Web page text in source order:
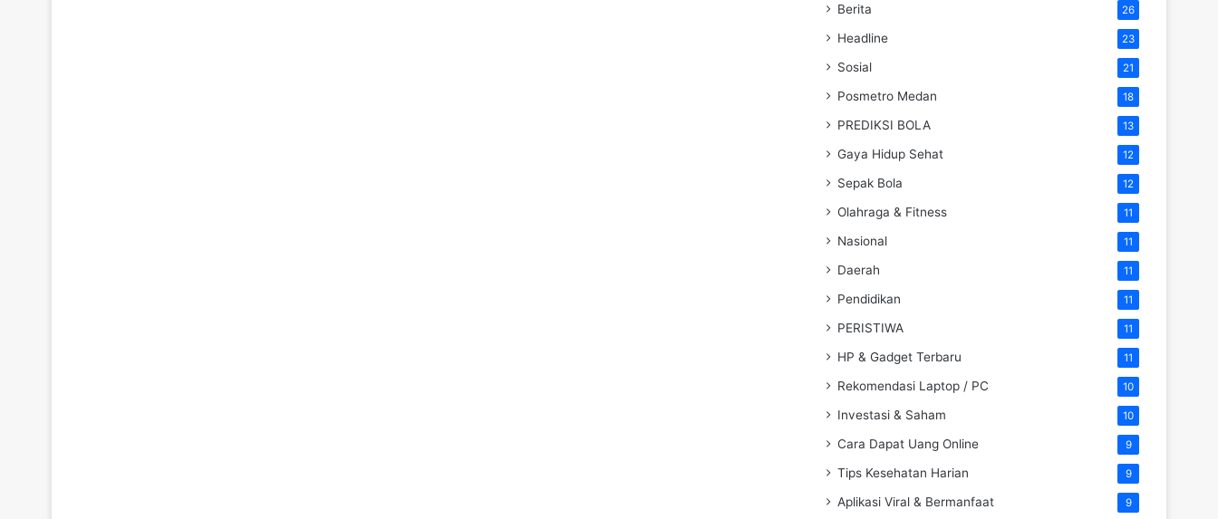
Berita 26
Headline 23
Sosial 21
Posmetro Medan 18
PREDIKSI BOLA 13
Gaya Hidup Sehat 12
Sepak Bola 12
Olahraga & Fitness 11
Nasional 11
Daerah 11
Pendidikan 11
PERISTIWA 11
HP & Gadget Terbaru 11
Rekomendasi Laptop / PC 10
Investasi & Saham 10
Cara Dapat Uang Online 9
Tips Kesehatan Harian 9
Aplikasi Viral & Bermanfaat 9